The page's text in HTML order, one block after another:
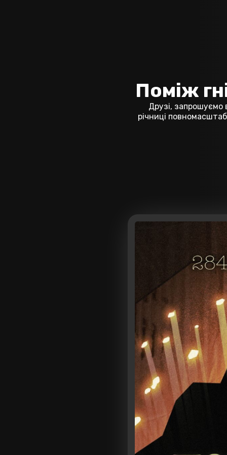
Поміж
Друзі, запрошуємо
річниці